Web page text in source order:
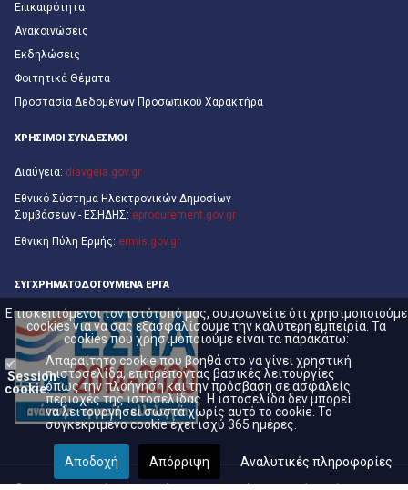
Επικαιρότητα
Ανακοινώσεις
Εκδηλώσεις
Φοιτητικά Θέματα
Προστασία Δεδομένων Προσωπικού Χαρακτήρα
ΧΡΗΣΙΜΟΙ ΣΥΝΔΕΣΜΟΙ
Διαύγεια: diavgeia.gov.gr
Εθνικό Σύστημα Ηλεκτρονικών Δημοσίων
Συμβάσεων - ΕΣΗΔΗΣ: eprocurement.gov.gr
Εθνική Πύλη Ερμής: ermis.gov.gr
ΣΥΓΧΡΗΜΑΤΟΔΟΤΟΎΜΕΝΑ ΈΡΓΑ
Επισκεπτόμενοι τον ιστότοπό μας, συμφωνείτε ότι χρησιμοποιούμε
cookies για να σας εξασφαλίσουμε την καλύτερη εμπειρία. Τα
cookies που χρησιμοποιούμε είναι τα παρακάτω:
Session
cookie:
Απαραίτητο cookie που βοηθά στο να γίνει χρηστική
η ιστοσελίδα, επιτρέποντας βασικές λειτουργίες
όπως την πλοήγηση και την πρόσβαση σε ασφαλείς
περιοχές της ιστοσελίδας. Η ιστοσελίδα δεν μπορεί
να λειτουργήσει σωστά χωρίς αυτό το cookie. Το
συγκεκριμένο cookie έχει ισχύ 365 ημέρες.
Αποδοχή Απόρριψη Αναλυτικές πληροφορίες